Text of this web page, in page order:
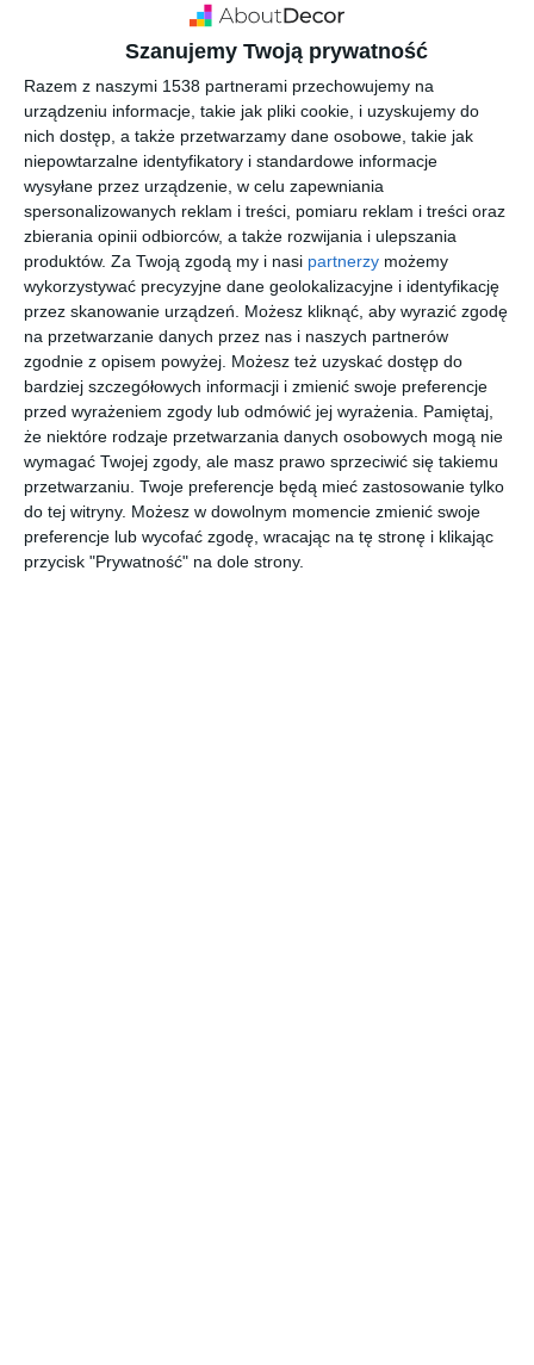
Szanujemy Twoją prywatność
Razem z naszymi 1538 partnerami przechowujemy na
urządzeniu informacje, takie jak pliki cookie, i uzyskujemy do
nich dostęp, a także przetwarzamy dane osobowe, takie jak
niepowtarzalne identyfikatory i standardowe informacje
wysyłane przez urządzenie, w celu zapewniania
spersonalizowanych reklam i treści, pomiaru reklam i treści oraz
zbierania opinii odbiorców, a także rozwijania i ulepszania
produktów. Za Twoją zgodą my i nasi partnerzy możemy
wykorzystywać precyzyjne dane geolokalizacyjne i identyfikację
przez skanowanie urządzeń. Możesz kliknąć, aby wyrazić zgodę
na przetwarzanie danych przez nas i naszych partnerów
zgodnie z opisem powyżej. Możesz też uzyskać dostęp do
bardziej szczegółowych informacji i zmienić swoje preferencje
przed wyrażeniem zgody lub odmówić jej wyrażenia.
Pamiętaj,
że niektóre rodzaje przetwarzania danych osobowych mogą nie
wymagać Twojej zgody, ale masz prawo sprzeciwić się takiemu
przetwarzaniu. Twoje preferencje będą mieć zastosowanie tylko
do tej witryny. Możesz w dowolnym momencie zmienić swoje
preferencje lub wycofać zgodę, wracając na tę stronę i klikając
przycisk "Prywatność" na dole strony.
PROJEKT
Mieszkanie 25m2 w
jasnych barwach
Projekt mieszkania 25m2 w jasnych barwach. We wnętrzu
użyto białej cegły i drewna. Bardzo wyrazistym elementem
w salonie jest niebieski
POKAŻ WIĘCEJ
AUTOR:ZIELONE studio projektowe
Kategoria projektu
Mieszkanie